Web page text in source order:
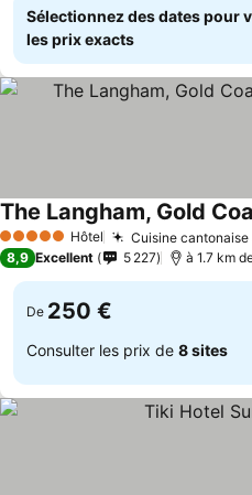
Sélectionnez des dates pour
les prix exacts
5 Étoiles Hôtel Cuisine
8,9 Excellent 5 227 à 1.7 km
De 250 €
Consulter les prix de 8 sites